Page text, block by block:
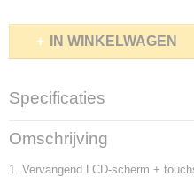
IN WINKELWAGEN
Specificaties
Productcode
30723A
Omschrijving
1. Vervangend LCD-scherm +